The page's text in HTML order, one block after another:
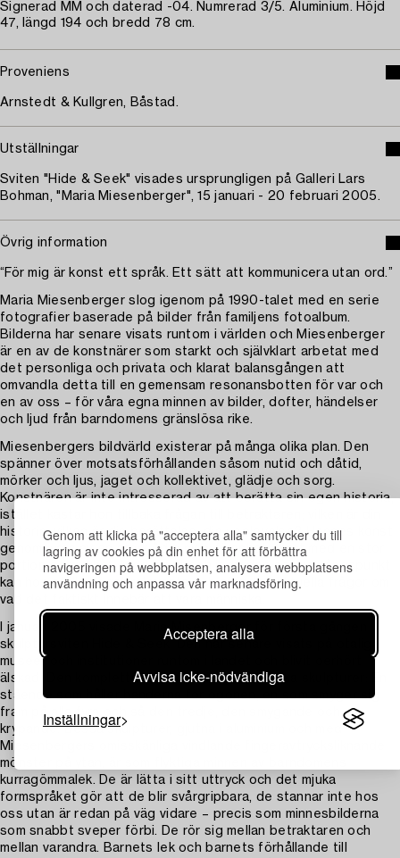
Genom att klicka på "acceptera alla" samtycker du till
lagring av cookies på din enhet för att förbättra
navigeringen på webbplatsen, analysera webbplatsens
användning och anpassa vår marknadsföring.
Acceptera alla
Avvisa icke-nödvändiga
Inställningar
Signerad MM och daterad -04. Numrerad 3/5. Aluminium. Höjd
47, längd 194 och bredd 78 cm.
Proveniens
Arnstedt & Kullgren, Båstad.
Utställningar
Sviten "Hide & Seek" visades ursprungligen på Galleri Lars
Bohman, "Maria Miesenberger", 15 januari - 20 februari 2005.
Övrig information
“För mig är konst ett språk. Ett sätt att kommunicera utan ord.”
Maria Miesenberger slog igenom på 1990-talet med en serie
fotografier baserade på bilder från familjens fotoalbum.
Bilderna har senare visats runtom i världen och Miesenberger
är en av de konstnärer som starkt och självklart arbetat med
det personliga och privata och klarat balansgången att
omvandla detta till en gemensam resonansbotten för var och
en av oss – för våra egna minnen av bilder, dofter, händelser
och ljud från barndomens gränslösa rike.
Miesenbergers bildvärld existerar på många olika plan. Den
spänner över motsatsförhållanden såsom nutid och dåtid,
mörker och ljus, jaget och kollektivet, glädje och sorg.
Konstnären är inte intresserad av att berätta sin egen historia,
istället kastar hon tillbaka frågan till betraktaren; vilken är din
historia, vilken är din berättelse, din upplevelse? Hennes konst
genomsyras av en stark ådra av nyfikenhet parat med en stor
portion ödmjukhet. Med jaget och individen som utgångspunkt
kan hon ställa högst relevanta och ständigt aktuella frågor om
vad det faktiskt innebär att vara människa.
I januari 2005 visade Maria Misenberger för första gången
skulptursviten Hide & Seek. Den har senare visats på otaliga
museer och institutioner runtom i landet och blivit oerhört
älskad. Den kompletta sviten består av tre olika skulpturer: En
stående som håller händerna för ögonen, en som smyger sig
fram på alla fyra och så den tredje, den smygande och
krypande. Dessa skulpturer, gjutna i aluminium och med
Miesenbergers omisskänliga vindlande fingeravtrycksliknande
mönster på ytan, är som flyktiga minnen av barndomens
kurragömmalek. De är lätta i sitt uttryck och det mjuka
formspråket gör att de blir svårgripbara, de stannar inte hos
oss utan är redan på väg vidare – precis som minnesbilderna
som snabbt sveper förbi. De rör sig mellan betraktaren och
mellan varandra. Barnets lek och barnets förhållande till